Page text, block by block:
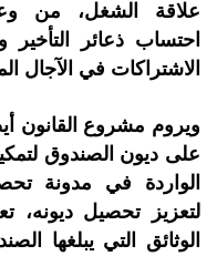
علاقة الشغل، من
احتساب ذعائر التأخير
الاشتراكات في الآجال
ويروم مشروع القانون
على ديون الصندوق
الواردة في مدونة
لتعزيز تحصيل ديونه،
الوثائق التي يبلغها